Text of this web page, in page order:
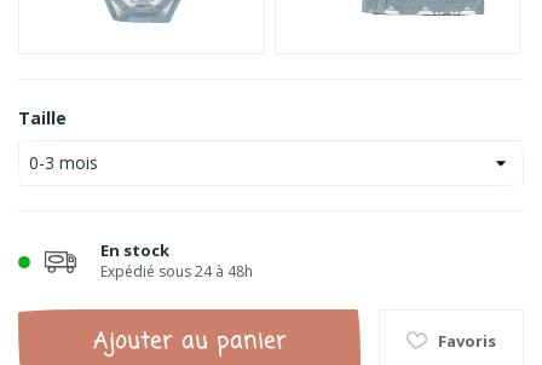
Taille
En stock
Expédié sous 24 à 48h
Ajouter au panier Favoris